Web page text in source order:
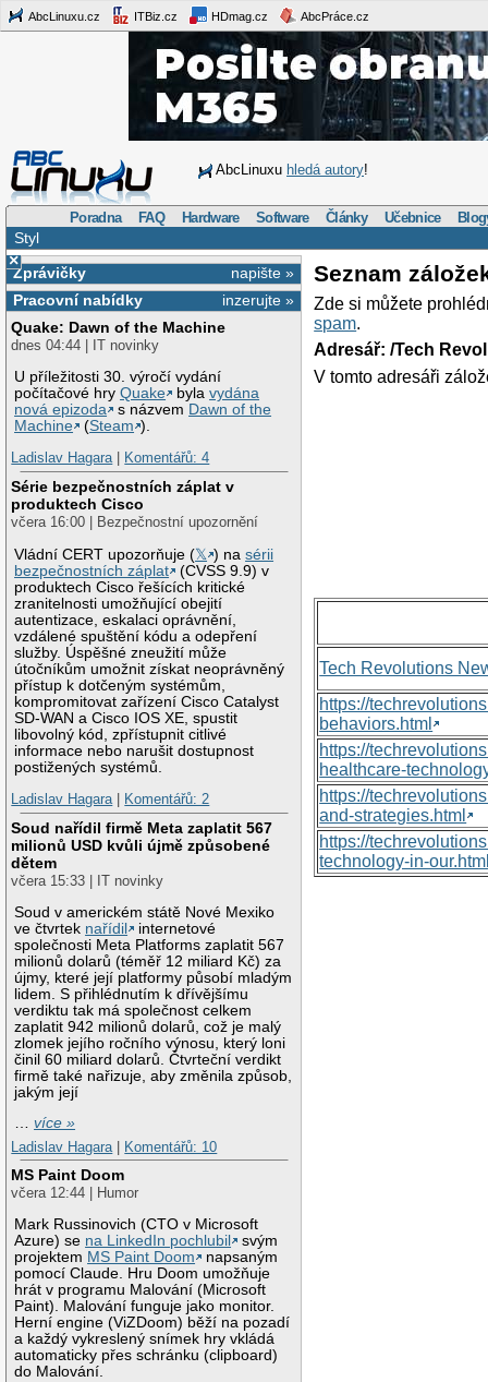
AbcLinuxu.cz ITBiz.cz HDmag.cz AbcPráce.cz
AbcLinuxu hledá autory!
Poradna FAQ Hardware Software Články Učebnice
Styl
×
napište »
Zprávičky
inzerujte »
Pracovní nabídky
Quake: Dawn of the Machine
dnes 04:44 | IT novinky
U příležitosti 30. výročí vydání
počítačové hryQuake bylavydána
nová epizoda
s názvem Dawn of the
Machine
(Steam ).
Ladislav Hagara| Komentářů: 4
Série bezpečnostních záplat v
produktech Cisco
včera 16:00 | Bezpečnostní upozornění
Vládní CERT upozorňuje (𝕏 ) nasérii
bezpečnostních záplat
(CVSS 9.9) v
produktech Cisco řešících kritické
zranitelnosti umožňující obejití
autentizace, eskalaci oprávnění,
vzdálené spuštění kódu a odepření
služby. Úspěšné zneužití může
útočníkům umožnit získat neoprávněný
přístup k dotčeným systémům,
kompromitovat zařízení Cisco Catalyst
SD-WAN a Cisco IOS XE, spustit
libovolný kód, zpřístupnit citlivé
informace nebo narušit dostupnost
postižených systémů.
Ladislav Hagara| Komentářů: 2
Soud nařídil firmě Meta zaplatit 567
milionů USD kvůli újmě způsobené
dětem
včera 15:33 | IT novinky
Soud v americkém státě Nové Mexiko
ve čtvrtek nařídil
internetové
společnosti Meta Platforms zaplatit 567
milionů dolarů (téměř 12 miliard Kč) za
újmy, které její platformy působí mladým
lidem. S přihlédnutím k dřívějšímu
verdiktu tak má společnost celkem
zaplatit 942 milionů dolarů, což je malý
zlomek jejího ročního výnosu, který loni
činil 60 miliard dolarů. Čtvrteční verdikt
firmě také nařizuje, aby změnila způsob,
jakým její
…více »
Ladislav Hagara
Komentářů: 10
MS Paint Doom
včera 12:44 | Humor
Mark Russinovich (CTO v Microsoft
Azure) se na LinkedIn pochlubil
svým
projektem MS Paint Doom
napsaným
pomocí Claude. Hru Doom umožňuje
hrát v programu Malování (Microsoft
Paint). Malování funguje jako monitor.
Herní engine (ViZDoom) běží na pozadí
a každý vykreslený snímek hry vkládá
automaticky přes schránku (clipboard)
do Malování.
Seznam
Zde si můžete
spam.
Adresář: /Tech
V tomto adresáři
Tech Revolutions
https://
behaviors.html
https://
healthcare-
https://
and-strategies.html
https://
technology-in-